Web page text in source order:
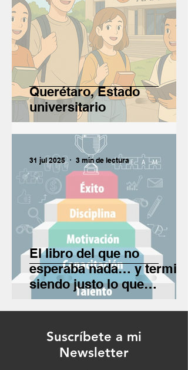
Querétaro, Estado
universitario
El libro del que no
esperaba nada… y terminó
siendo justo lo que
necesitaba
31 jul 2025 3 min de lectura
Suscríbete a mi
Newsletter